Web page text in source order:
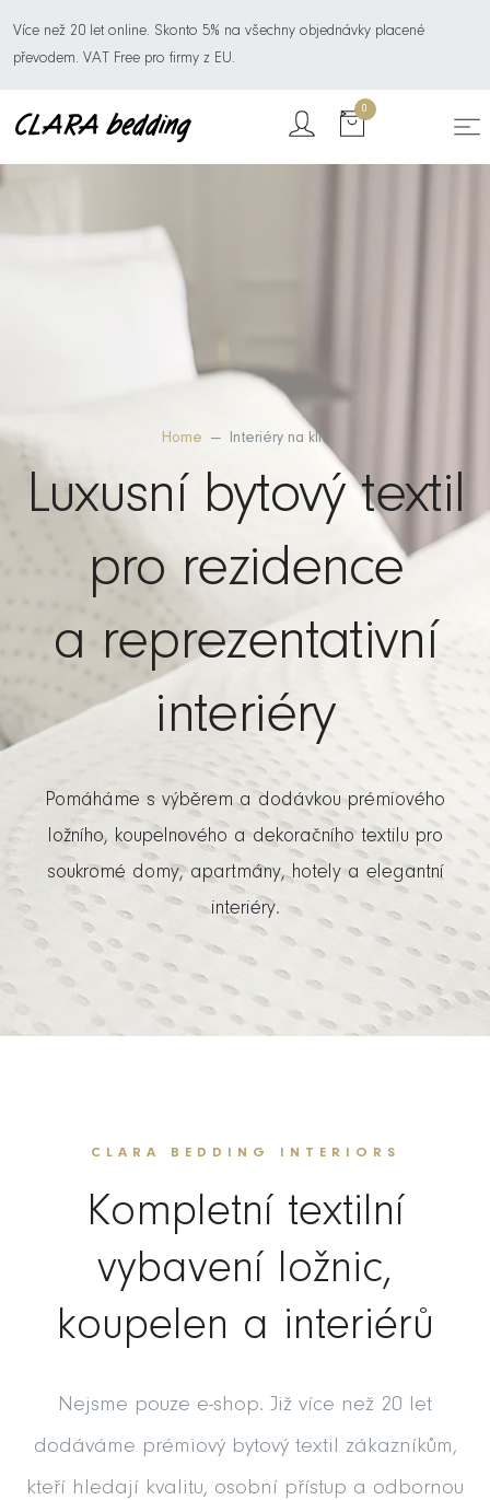
Více než 20 let online. Skonto 5% na všechny objednávky placené
převodem. VAT Free pro firmy z EU.
0
Home Interiéry na klíč
Luxusní bytový textil
pro rezidence
a reprezentativní
interiéry
Pomáháme s výběrem a dodávkou prémiového
ložního, koupelnového a dekoračního textilu pro
soukromé domy, apartmány, hotely a elegantní
interiéry.
CLARA BEDDING INTERIORS
Kompletní textilní
vybavení ložnic,
koupelen a interiérů
Nejsme pouze e-shop. Již více než 20 let
dodáváme prémiový bytový textil zákazníkům,
kteří hledají kvalitu, osobní přístup a odbornou